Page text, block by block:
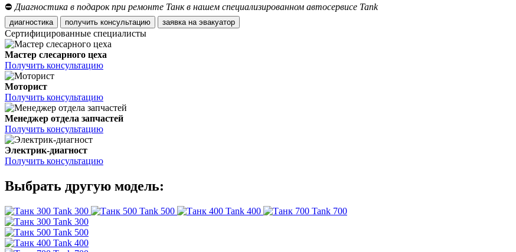
⛔ Диагностика в подарок при ремонте Танк в нашем специализированном автосервисе Tank
диагностика получить консультацию заявка на эвакуатор
Сертифицированные специалисты
Мастер слесарного цеха
Получить консультацию
Моторист
Получить консультацию
Менеджер отдела запчастей
Получить консультацию
Электрик-диагност
Получить консультацию
Выбрать другую модель:
Tank 300 Tank 500 Tank 400
Tank 700
Tank 300
Tank 500
Tank 400